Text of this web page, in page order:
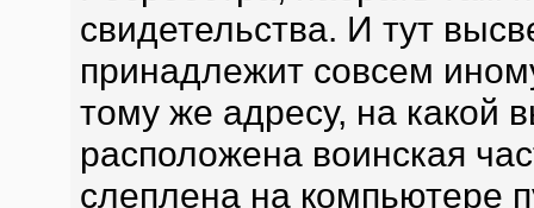
свидетельства. И тут
принадлежит совсем
тому же адресу, на какой
расположена воинская
слеплена на компьютере